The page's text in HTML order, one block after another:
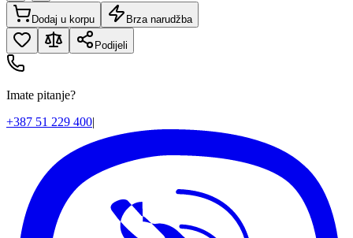
Dodaj u korpu Brza narudžba
Podijeli
Imate pitanje?
+387 51 229 400|